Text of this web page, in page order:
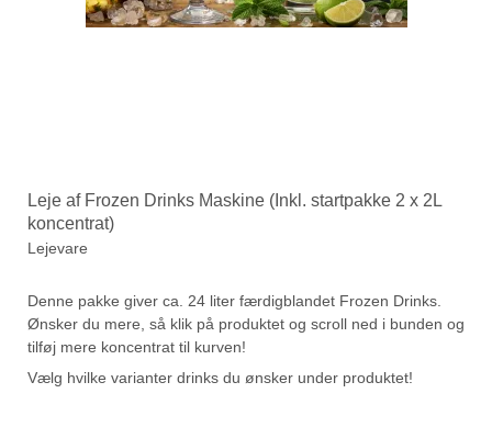
Leje af Frozen Drinks Maskine (Inkl. startpakke 2 x 2L
koncentrat)
Lejevare
Denne pakke giver ca. 24 liter færdigblandet Frozen Drinks.
Ønsker du mere, så klik på produktet og scroll ned i bunden og
tilføj mere koncentrat til kurven!
Vælg hvilke varianter drinks du ønsker under produktet!